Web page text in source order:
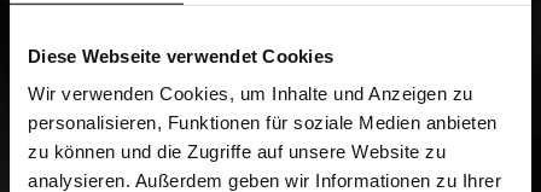
Diese Webseite verwendet Cookies
Wir verwenden Cookies, um Inhalte und Anzeigen zu
personalisieren, Funktionen für soziale Medien anbieten
zu können und die Zugriffe auf unsere Website zu
analysieren. Außerdem geben wir Informationen zu Ihrer